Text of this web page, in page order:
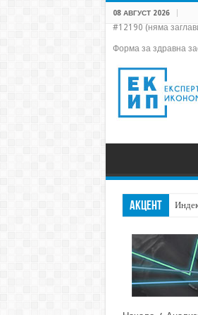
08 АВГУСТ 2026
#12190 (няма
Форма за здравна
АКЦЕНТ